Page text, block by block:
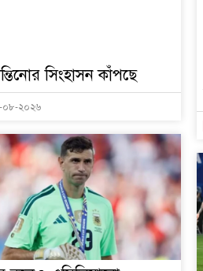
সিংহাসন কাঁপছে
০৮-২০২৬